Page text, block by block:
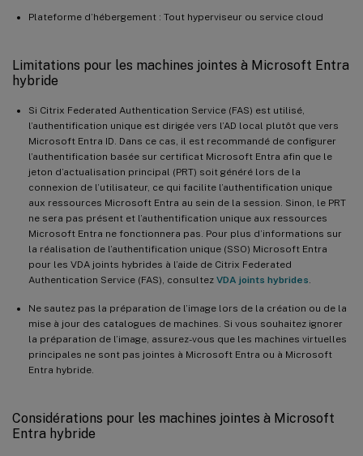
Plateforme d’hébergement : Tout hyperviseur ou service cloud
Limitations pour les machines jointes à Microsoft Entra
hybride
Si Citrix Federated Authentication Service (FAS) est utilisé,
l’authentification unique est dirigée vers l’AD local plutôt que vers
Microsoft Entra ID. Dans ce cas, il est recommandé de configurer
l’authentification basée sur certificat Microsoft Entra afin que le
jeton d’actualisation principal (PRT) soit généré lors de la
connexion de l’utilisateur, ce qui facilite l’authentification unique
aux ressources Microsoft Entra au sein de la session. Sinon, le PRT
ne sera pas présent et l’authentification unique aux ressources
Microsoft Entra ne fonctionnera pas. Pour plus d’informations sur
la réalisation de l’authentification unique (SSO) Microsoft Entra
pour les VDA joints hybrides à l’aide de Citrix Federated
Authentication Service (FAS), consultez VDA joints hybrides
Ne sautez pas la préparation de l’image lors de la création ou de la
mise à jour des catalogues de machines. Si vous souhaitez ignorer
la préparation de l’image, assurez-vous que les machines virtuelles
principales ne sont pas jointes à Microsoft Entra ou à Microsoft
Entra hybride.
Considérations pour les machines jointes à Microsoft
Entra hybride